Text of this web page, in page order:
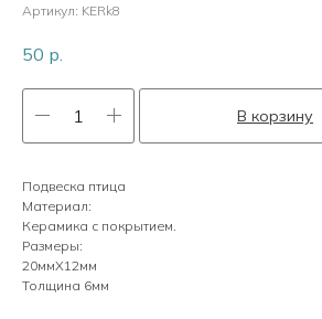
Жемчуг
Артикул: KERk8
50 р.
В корзину
Подвеска птица
Материал:
Керамика с покрытием.
Размеры:
20ммХ12мм
Толщина 6мм